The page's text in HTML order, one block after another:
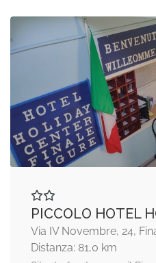
PICCOLO HOTEL
Via IV Novembre, 24,
Distanza: 81,0 km